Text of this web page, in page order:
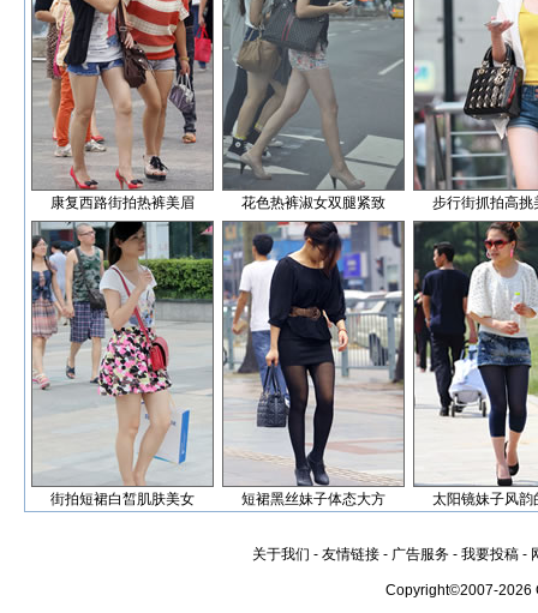
康复西路街拍热裤美眉 花色热裤淑女双腿紧致 步行街抓拍高挑
街拍短裙白皙肌肤美女 短裙黑丝妹子体态大方 太阳镜妹子风韵
关于我们 - 友情链接 - 广告服务 - 我要投稿 -
Copyright©2007-2026